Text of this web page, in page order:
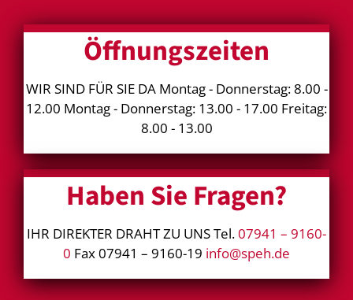
Öffnungszeiten
WIR SIND FÜR SIE DA Montag - Donnerstag: 8.00 -
12.00 Montag - Donnerstag: 13.00 - 17.00 Freitag:
8.00 - 13.00
Haben Sie Fragen?
IHR DIREKTER DRAHT ZU UNS Tel.07941 – 9160-
0 Fax 07941 – 9160-19 info@speh.de